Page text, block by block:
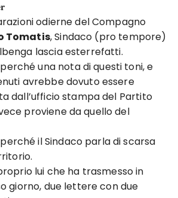
odierne del Compagno
Tomatis, Sindaco (pro tempore)
lascia esterrefatti.
una nota di questi toni, e
avrebbe dovuto essere
dall’ufficio stampa del Partito
proviene da quello del
il Sindaco parla di scarsa
lui che ha trasmesso in
giorno, due lettere con due